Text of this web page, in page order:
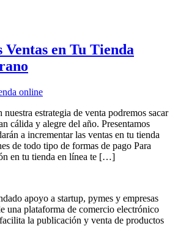
en Tu Tienda
nuestra estrategia de venta podremos sacar
cálida y alegre del año. Presentamos
a incrementar las ventas en tu tienda
de todo tipo de formas de pago Para
en tu tienda en línea te […]
apoyo a startup, pymes y empresas
una plataforma de comercio electrónico
la publicación y venta de productos